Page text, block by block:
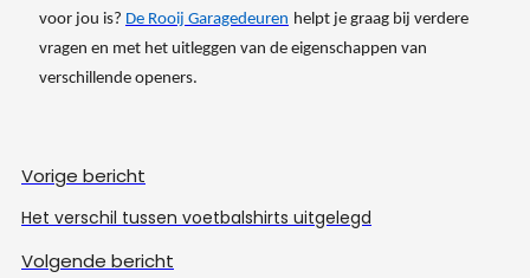
voor jou is? De Rooij Garagedeuren helpt je graag bij verdere
vragen en met het uitleggen van de eigenschappen van
verschillende openers.
Vorige bericht
Het verschil tussen voetbalshirts uitgelegd
Volgende bericht